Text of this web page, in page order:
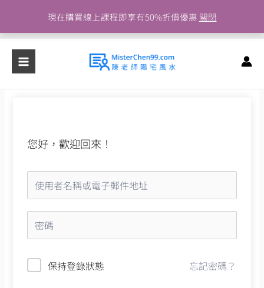
現在購買線上課程即享有50%折價優惠 關閉
主
容
您好，歡迎回來！
保持登錄狀態 忘記密碼？